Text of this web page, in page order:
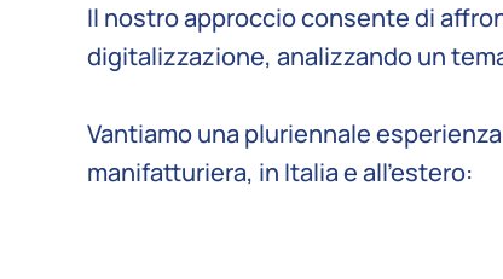
Il nostro approccio consente di
digitalizzazione, analizzando un
Vantiamo una pluriennale
manifatturiera, in Italia e all’estero: